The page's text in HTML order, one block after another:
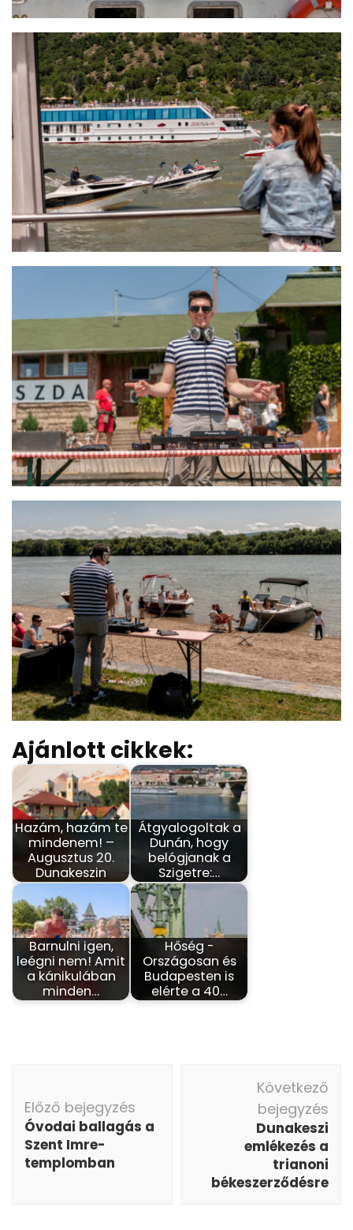
Ajánlott cikkek:
Hazám, hazám te
mindenem! –
Augusztus 20.
Dunakeszin
Átgyalogoltak a
Dunán, hogy
belógjanak a
Szigetre:…
Barnulni igen,
leégni nem! Amit
a kánikulában
minden…
Hőség -
Országosan és
Budapesten is
elérte a 40…
navigáció
Előző bejegyzés
Óvodai ballagás a
Szent Imre-
templomban
Következő
bejegyzés
Dunakeszi
emlékezés a
trianoni
békeszerződésre